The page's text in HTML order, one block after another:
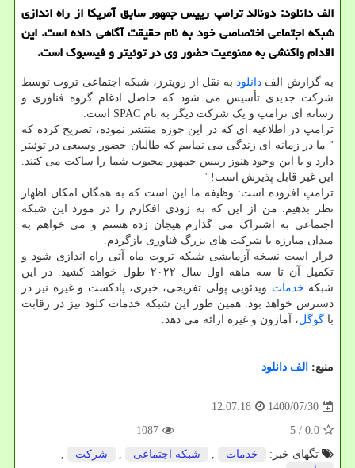
الف دانلود: دونالد ترامپ رییس جمهور سابق آمریکا از راه اندازی
شبکه اجتماعی اختصاصی خود به نام حقیقت آگاهی داده است. این
اقدام واکنشی به ممنوعیت حضور وی در توئیتر و فیسبوک است.
به گزارش الفدانلود به نقل از رویترز، شبکه اجتماعی تروت توسط
شرکت جدیدی تأسیس می شود که حاصل ادغام گروه فناوری و
رسانه ای ترامپ و یک شرکت دیگر به نام SPAC است.
ترامپ در اطلاعیه ای که در این حوزه منتشر نموده، تصریح کرده که
" ما در زمانه ای زندگی می نماییم که طالبان حضور وسیعی در توئیتر
دارد و با این وجود هنوز رییس جمهور محبوب شما را ساکت می کنند.
این غیر قابل پذیرش است! "
ترامپ افزوده است: وظیفه ما این است که به همگان امکان اظهار
نظر بدهیم. من از این که به زودی افکارم را در مورد این شبکه
اجتماعی به اشتراک می گذارم هیجان زده هستم و می خواهم به
میدان مبارزه با شرکت های بزرگ فناوری بازگردم.
قرار است نسخه آزمایشی شبکه تروت ماه آتی راه اندازی شود و
تکمیل آن تا سه ماهه اول سال ۲۰۲۲ طول خواهد کشید. در این
شبکه خدمات ویدئویی پولی تفریحی، خبری، پادکست و غیره نیز در
دسترس خواهد بود. همین طور این شبکه خدمات کلود نیز در رقابت
با گوگل، آمازون و غیره ارائه می دهد.
منبع: الف دانلود
1400/07/30
12:07:18
0.0
/ 5
1087
تگهای خبر:
خدمات , شبكه اجتماعی , شركت
,